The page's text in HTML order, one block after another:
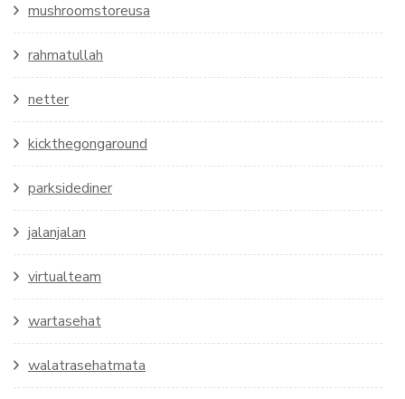
mushroomstoreusa
rahmatullah
netter
kickthegongaround
parksidediner
jalanjalan
virtualteam
wartasehat
walatrasehatmata